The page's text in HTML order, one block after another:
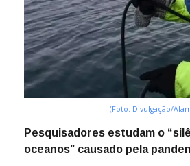
(Foto: Divulgação/
Pesquisadores estudam o
oceanos” causado pela